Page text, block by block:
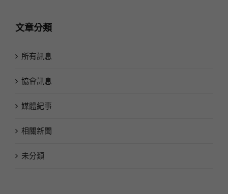
文章分類
所有訊息
協會訊息
媒體紀事
相關新聞
未分類